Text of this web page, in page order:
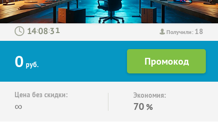
Получили: 18
: :
0 руб.
Цена без скидки:
∞
Экономия:
70 %